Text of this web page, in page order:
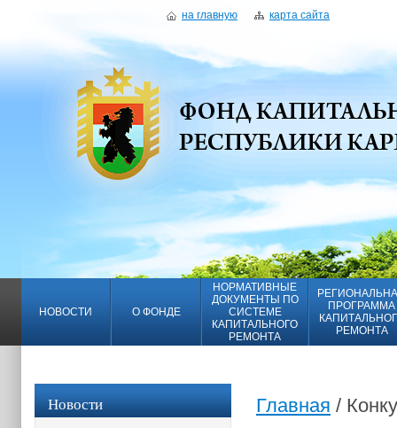
на главную карта сайта
НОВОСТИ О ФОНДЕ
НОРМАТИВНЫЕ
ДОКУМЕНТЫ ПО
СИСТЕМЕ
КАПИТАЛЬНОГО
РЕМОНТА
ПРОГРАММА
РЕМОНТА
Новости Главная /